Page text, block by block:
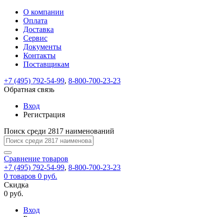
ВходРегистрация
Только
test@example.com
отправлена
по
ней
для
регистрации.
Ок
Только
Запомнить
меня
Забыли
Восстановление
пароля
Заполните
форму.
Мы
отправим
ссылку
на
указанный
электронный
адрес,
перейдя
по
которой
вы
новый
На
вашу
test@test.ru
отправлена
ссылка.
Перейдите
по
для
смены
пароля.
Введите
новый
пароль
Сменить
Пароль
успешно
Войти
Обратная
связь
Сообщение
пользовательского
соглашения
Ваше
сообщение
успешно
О компании
Оплата
Доставка
Сервис
Документы
Контакты
Поставщикам
+7 (495) 792-54-99, 8-800-700-23-23
Обратная связь
Вход
Регистрация
Поиск среди 2817 наименований
Сравнение товаров
+7 (495) 792-54-99, 8-800-700-23-23
0 товаров 0 руб.
Скидка
0 руб.
Вход